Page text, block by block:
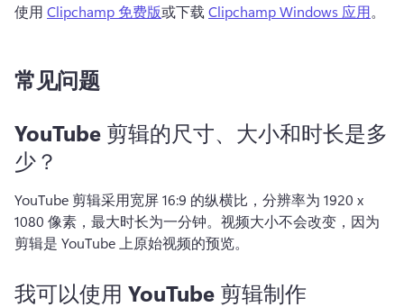
使用 Clipchamp 免费版或下载 Clipchamp Windows 应用。
常见问题
YouTube 剪辑的尺寸、大小和时长是多
少？
YouTube 剪辑采用宽屏 16:9 的纵横比，分辨率为 1920 x
1080 像素，最大时长为一分钟。 视频大小不会改变，因为
剪辑是 YouTube 上原始视频的预览。
我可以使用 YouTube 剪辑制作